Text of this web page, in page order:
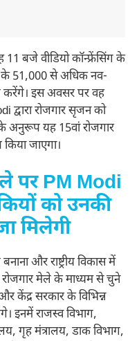
11 बजे वीडियो कॉन्फ्रेंसिंग के
51,000 से अधिक नव-
करेंगे। इस अवसर पर वह
द्वारा रोजगार सृजन को
के अनुरूप यह 15वां रोजगार
जाएगा।
पर PM Modi
को उनकी
मिलेगी
और राष्ट्रीय विकास में
रोजगार मेले के माध्यम से चुने
केंद्र सरकार के विभिन्न
इनमें राजस्व विभाग,
गृह मंत्रालय, डाक विभाग,